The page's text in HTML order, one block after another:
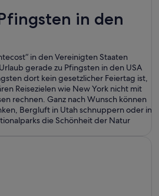
in den
in den Vereinigten Staaten
gerade zu Pfingsten in den USA
dort kein gesetzlicher Feiertag ist,
Reisezielen wie New York nicht mit
rechnen. Ganz nach Wunsch können
Bergluft in Utah schnuppern oder in
die Schönheit der Natur